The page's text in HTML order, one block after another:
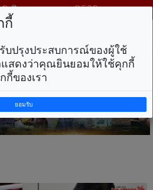
สิงหาคม พ.ศ. 2569
กี้
บปรุงประสบการณ์ของผู้ใช้
แสดงว่าคุณยินยอมให้ใช้คุกกี้
ของเรา
ยอมรับ